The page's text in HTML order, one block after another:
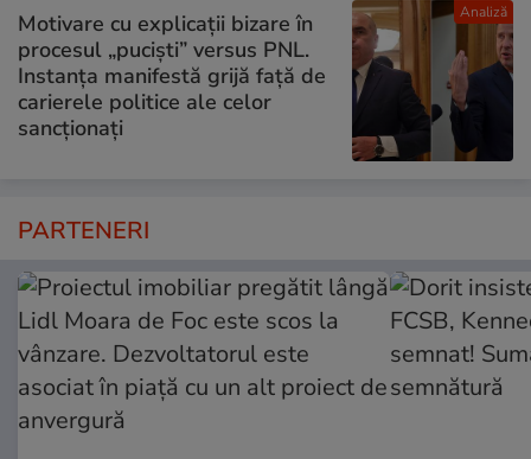
Analiză
Motivare cu explicații bizare în
procesul „puciști” versus PNL.
Instanța manifestă grijă față de
carierele politice ale celor
sancționați
PARTENERI